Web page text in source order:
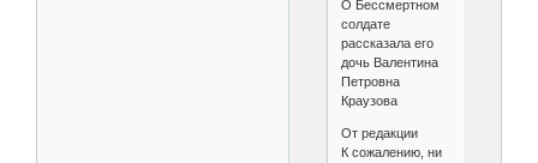
О Бессмертном
солдате
рассказала его
дочь Валентина
Петровна
Краузова
От редакции
К сожалению, ни